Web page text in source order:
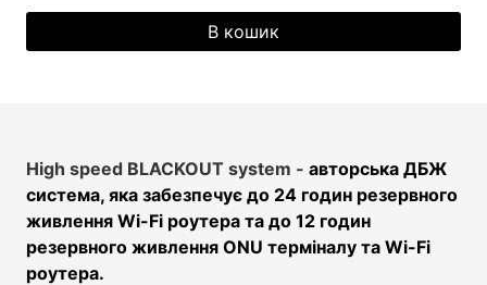
В кошик
High speed BLACKOUT system - авторська ДБЖ
система, яка забезпечує до 24 годин резервного
живлення Wi-Fi роутера та до 12 годин
резервного живлення ONU терміналу та Wi-Fi
роутера.